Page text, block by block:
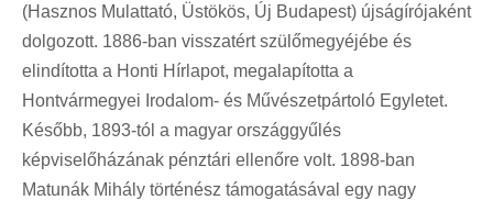
(Hasznos Mulattató, Üstökös, Új Budapest) újságírójaként
dolgozott. 1886-ban visszatért szülőmegyéjébe és
elindította a Honti Hírlapot, megalapította a
Hontvármegyei Irodalom- és Művészetpártoló Egyletet.
Később, 1893-tól a magyar országgyűlés
képviselőházának pénztári ellenőre volt. 1898-ban
Matunák Mihály történész támogatásával egy nagy